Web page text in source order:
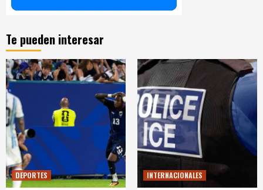
Te pueden interesar
DEPORTES INTERNACIONALES